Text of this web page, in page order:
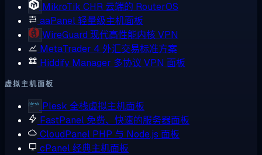
MikroTik CHR 云端的 RouterOS
aaPanel轻量级主机面板
WireGuard 现代高性能内核 VPN
MetaTrader 4 外汇交易标准方案
Hiddify Manager 多协议 VPN 面板
虚拟主机面板
Plesk 全栈虚拟主机面板
FastPanel 免费、快速的服务器面板
CloudPanel PHP 与 Node.js 面板
cPanel经典主机面板